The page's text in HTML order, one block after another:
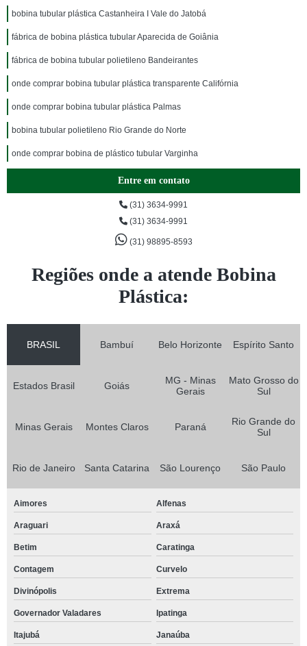
bobina tubular plástica Castanheira I Vale do Jatobá
fábrica de bobina plástica tubular Aparecida de Goiânia
fábrica de bobina tubular polietileno Bandeirantes
onde comprar bobina tubular plástica transparente Califórnia
onde comprar bobina tubular plástica Palmas
bobina tubular polietileno Rio Grande do Norte
onde comprar bobina de plástico tubular Varginha
Entre em contato
(31) 3634-9991
(31) 3634-9991
(31) 98895-8593
Regiões onde a atende Bobina
Plástica:
BRASIL Bambuí Belo Horizonte Espírito Santo
Estados Brasil Goiás
MG - Minas
Gerais
Mato Grosso do
Sul
Minas Gerais Montes Claros Paraná
Rio Grande do
Sul
Rio de Janeiro Santa Catarina São Lourenço São Paulo
Aimores Alfenas
Araguari Araxá
Betim Caratinga
Contagem Curvelo
Divinópolis Extrema
Governador Valadares Ipatinga
Itajubá Janaúba